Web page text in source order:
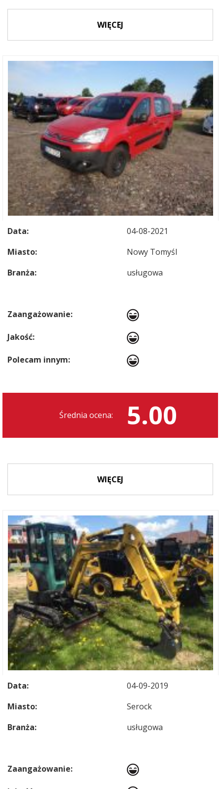
WIĘCEJ
Data:
04-08-2021
Miasto:
Nowy Tomyśl
Branża:
usługowa
Zaangażowanie:
Jakość:
Polecam innym:
Średnia ocena: 5.00
WIĘCEJ
Data:
04-09-2019
Miasto:
Serock
Branża:
usługowa
Zaangażowanie: